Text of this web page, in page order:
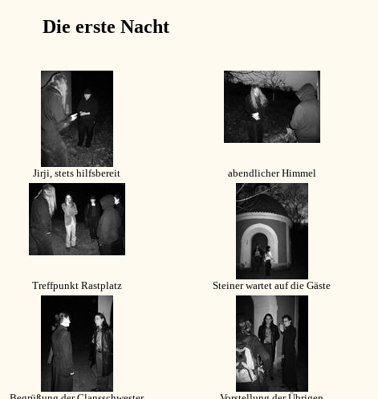
Die erste Nacht
Jirji, stets hilfsbereit abendlicher Himmel
Treffpunkt Rastplatz Steiner wartet auf die Gäste